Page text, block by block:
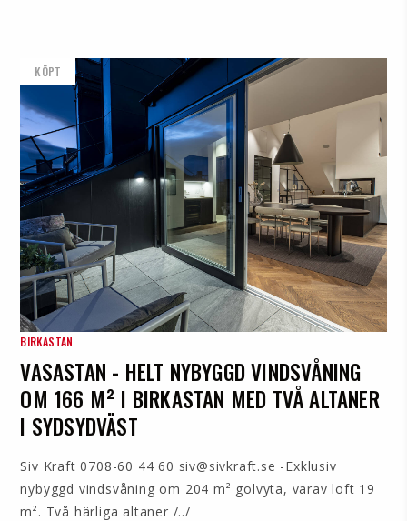
KÖPT
BIRKASTAN
VASASTAN - HELT NYBYGGD VINDSVÅNING
OM 166 M² I BIRKASTAN MED TVÅ ALTANER
I SYDSYDVÄST
Siv Kraft 0708-60 44 60 siv@sivkraft.se -Exklusiv
nybyggd vindsvåning om 204 m² golvyta, varav loft 19
m². Två härliga altaner /../